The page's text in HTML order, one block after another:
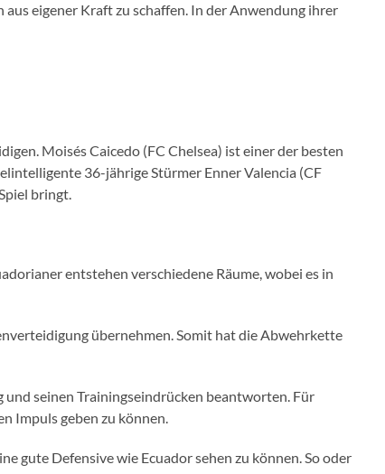
eigener Kraft zu schaffen. In der Anwendung ihrer
Moisés Caicedo (FC Chelsea) ist einer der besten
36-jährige Stürmer Enner Valencia (CF
bringt.
entstehen verschiedene Räume, wobei es in
übernehmen. Somit hat die Abwehrkette
seinen Trainingseindrücken beantworten. Für
Impuls geben zu können.
gute Defensive wie Ecuador sehen zu können. So oder